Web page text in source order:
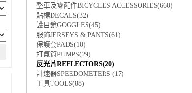
整車及零配件BICYCLES ACCESSORIES(660)
貼標DECALS(32)
護目鏡GOGGLES(45)
服飾JERSEYS & PANTS(61)
保護套PADS(10)
打氣筒PUMPS(29)
反光片REFLECTORS(20)
計速器SPEEDOMETERS (17)
工具TOOLS(88)